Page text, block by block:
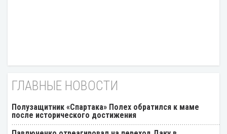
ГЛАВНЫЕ НОВОСТИ
Полузащитник «Спартака» Полех обратился к маме
после исторического достижения